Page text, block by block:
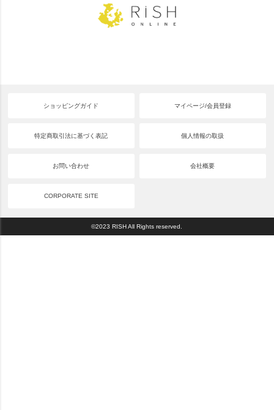
ショッピングガイド マイページ/会員登録
特定商取引法に基づく表記 個人情報の取扱
お問い合わせ 会社概要
CORPORATE SITE
©2023 RISH All Rights reserved.